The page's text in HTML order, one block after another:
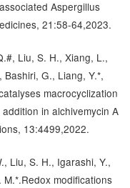
Aspergillus
21:58-64,2023.
Liu, S. H., Xiang, L.,
Bashiri, G., Liang, Y.*,
macrocyclization
in alchivemycin A
13:4499,2022.
Liu, S. H., Igarashi, Y.,
modifications